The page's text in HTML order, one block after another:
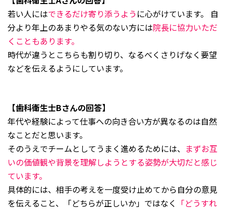
若い人にはできるだけ寄り添うよう に心がけています。 自
分より年上のあまりやる気のない方には院長に協力いただ
くこともあります。
時代が違うとこちらも割り切り、なるべくさりげなく要望
などを伝えるようにしています。
【歯科衛生士Bさんの回答】
年代や経験によって仕事への向き合い方が異なるのは自然
なことだと思います。
そのうえでチームとしてうまく進めるためには、 まずお互
いの価値観や背景を理解しようとする姿勢が大切だと感じ
ています。
具体的には、相手の考えを一度受け止めてから自分の意見
を伝えること、「どちらが正しいか」ではなく 「どうすれ